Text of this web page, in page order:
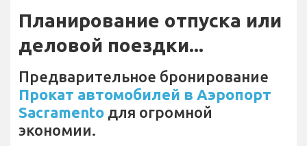
Планирование отпуска или
деловой поездки...
Предварительное бронирование
Прокат автомобилей в Аэропорт
Sacramento для огромной
экономии.